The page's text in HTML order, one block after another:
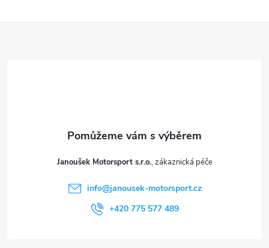
Janoušek Motorsport s.r.o.
info@janousek-motorsport.cz
+420 775 577 489